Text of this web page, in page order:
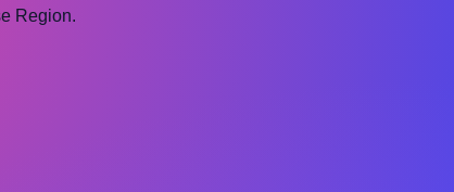
Region.